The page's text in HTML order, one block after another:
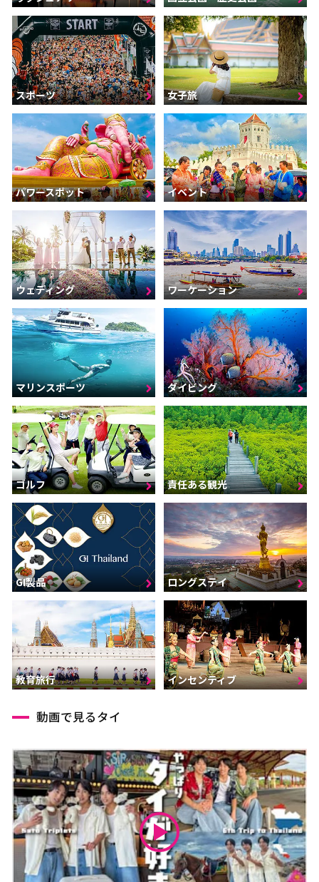
スポーツ 女子旅
パワースポット イベント
ウェディング ワーケーション
マリンスポーツ ダイビング
ゴルフ 責任ある観光
GI製品 ロングステイ
教育旅行 インセンティブ
動画で見るタイ